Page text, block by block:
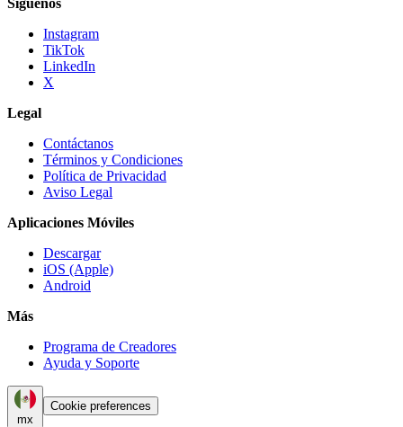
Instagram
TikTok
LinkedIn
X
Legal
Contáctanos
Términos y Condiciones
Política de Privacidad
Aviso Legal
Aplicaciones Móviles
Descargar
iOS (Apple)
Android
Más
Programa de Creadores
Ayuda y Soporte
mx
Cookie preferences